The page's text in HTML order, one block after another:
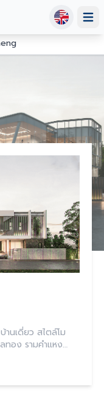
านเดี่ยว สไตล์โม
ทอง รามคำแหง